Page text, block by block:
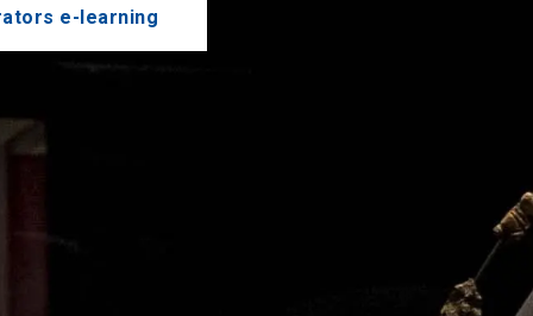
e-learning